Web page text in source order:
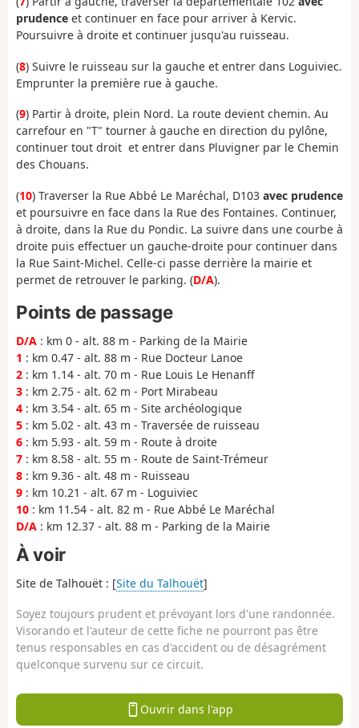
prudence et continuer en face pour arriver à Kervic.
Poursuivre à droite et continuer jusqu'au ruisseau.
(8) Suivre le ruisseau sur la gauche et entrer dans Loguiviec.
Emprunter la première rue à gauche.
(9) Partir à droite, plein Nord. La route devient chemin. Au
carrefour en "T" tourner à gauche en direction du pylône,
continuer tout droit et entrer dans Pluvigner par le Chemin
des Chouans.
(10) Traverser la Rue Abbé Le Maréchal, D103 avec prudence
et poursuivre en face dans la Rue des Fontaines. Continuer,
à droite, dans la Rue du Pondic. La suivre dans une courbe à
droite puis effectuer un gauche-droite pour continuer dans
la Rue Saint-Michel. Celle-ci passe derrière la mairie et
permet de retrouver le parking. (D/A).
Points de passage
D/A : km 0 - alt. 88 m - Parking de la Mairie
1 : km 0.47 - alt. 88 m - Rue Docteur Lanoe
2 : km 1.14 - alt. 70 m - Rue Louis Le Henanff
3 : km 2.75 - alt. 62 m - Port Mirabeau
4 : km 3.54 - alt. 65 m - Site archéologique
5 : km 5.02 - alt. 43 m - Traversée de ruisseau
6 : km 5.93 - alt. 59 m - Route à droite
7 : km 8.58 - alt. 55 m - Route de Saint-Trémeur
8 : km 9.36 - alt. 48 m - Ruisseau
9 : km 10.21 - alt. 67 m - Loguiviec
10 : km 11.54 - alt. 82 m - Rue Abbé Le Maréchal
D/A : km 12.37 - alt. 88 m - Parking de la Mairie
À voir
Site de Talhouët : [Site du Talhouët]
Soyez toujours prudent et prévoyant lors d'une randonnée.
Visorando et l'auteur de cette fiche ne pourront pas être
tenus responsables en cas d'accident ou de désagrément
quelconque survenu sur ce circuit.
Ouvrir dans l'app